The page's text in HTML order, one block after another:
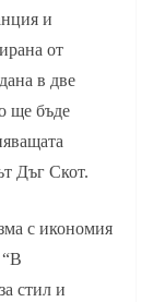
и
от
в две
ще бъде
Дъг Скот.
с икономия
“В
стил и